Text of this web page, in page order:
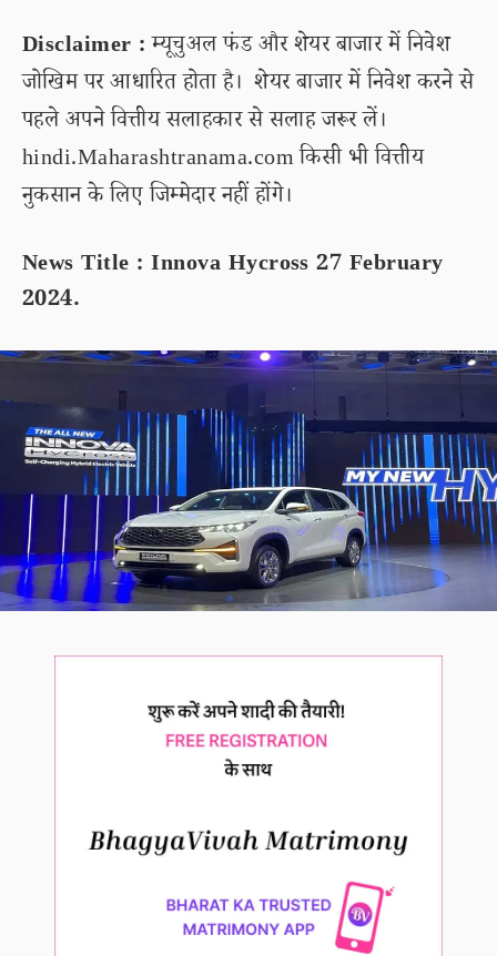
Disclaimer :म्यूचुअल फंड और शेयर बाजार में निवेश
जोखिम पर आधारित होता है। शेयर बाजार में निवेश करने से
पहले अपने वित्तीय सलाहकार से सलाह जरूर लें।
hindi.Maharashtranama.com किसी भी वित्तीय
नुकसान के लिए जिम्मेदार नहीं होंगे।
News Title : Innova Hycross 27 February
2024.